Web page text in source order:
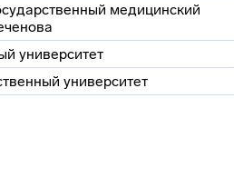
медицинский
университет
университет